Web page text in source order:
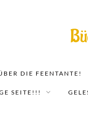
DIE FEENTANTE!
SEITE!!!